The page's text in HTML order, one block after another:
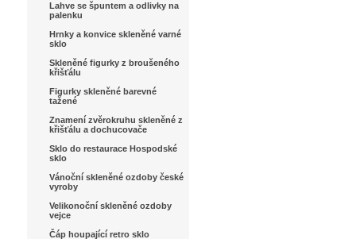
Lahve se špuntem a odlivky na
palenku
Hrnky a konvice skleněné varné
sklo
Skleněné figurky z broušeného
křišťálu
Figurky skleněné barevné
tažené
Znamení zvěrokruhu skleněné z
křišťálu a dochucovače
Sklo do restaurace Hospodské
sklo
Vánoční skleněné ozdoby české
vyroby
Velikonoční skleněné ozdoby
vejce
Čáp houpající retro sklo